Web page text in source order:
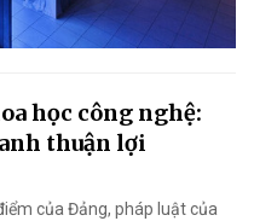
học công nghệ:
thuận lợi
của Đảng, pháp luật của